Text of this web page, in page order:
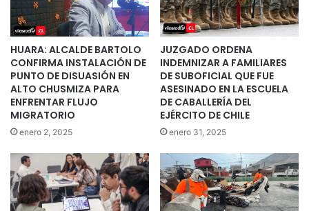
HUARA: ALCALDE BARTOLO
CONFIRMA INSTALACIÓN DE
PUNTO DE DISUASIÓN EN
ALTO CHUSMIZA PARA
ENFRENTAR FLUJO
MIGRATORIO
enero 2, 2025
JUZGADO ORDENA
INDEMNIZAR A FAMILIARES
DE SUBOFICIAL QUE FUE
ASESINADO EN LA ESCUELA
DE CABALLERÍA DEL
EJÉRCITO DE CHILE
enero 31, 2025